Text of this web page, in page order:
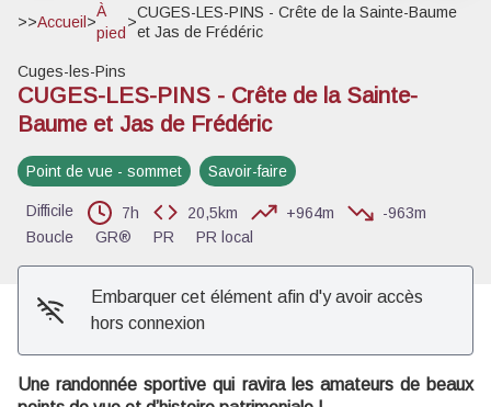
Voir l'image en plein écran
>>Accueil >
À
pied
>
CUGES-LES-PINS - Crête de la Sainte-Baume
et Jas de Frédéric
Cuges-les-Pins
CUGES-LES-PINS - Crête de la Sainte-
Baume et Jas de Frédéric
Point de vue - sommet Savoir-faire
Difficile 7h 20,5km +964m
-963m
Boucle
GR® PR PR local
Embarquer cet élément afin d'y avoir accès
hors connexion
Une randonnée sportive qui ravira les amateurs de beaux